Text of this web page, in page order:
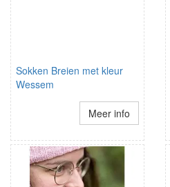
Sokken Breien met kleur
Wessem
Meer info